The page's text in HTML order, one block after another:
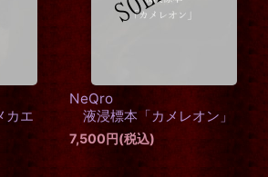
カエ
NeQro
液浸標本「カメレオン」
7,500円(税込)